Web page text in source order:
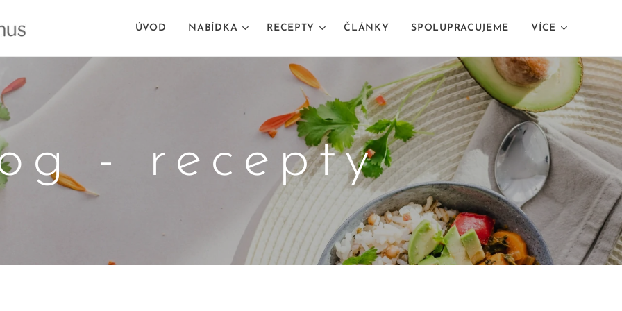
ÚVOD NABÍDKA RECEPTY ČLÁNKY SPOLUPRACUJEME VÍCE
- recepty